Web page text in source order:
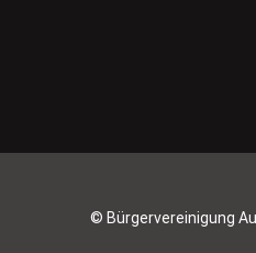
© Bürgervereinigung